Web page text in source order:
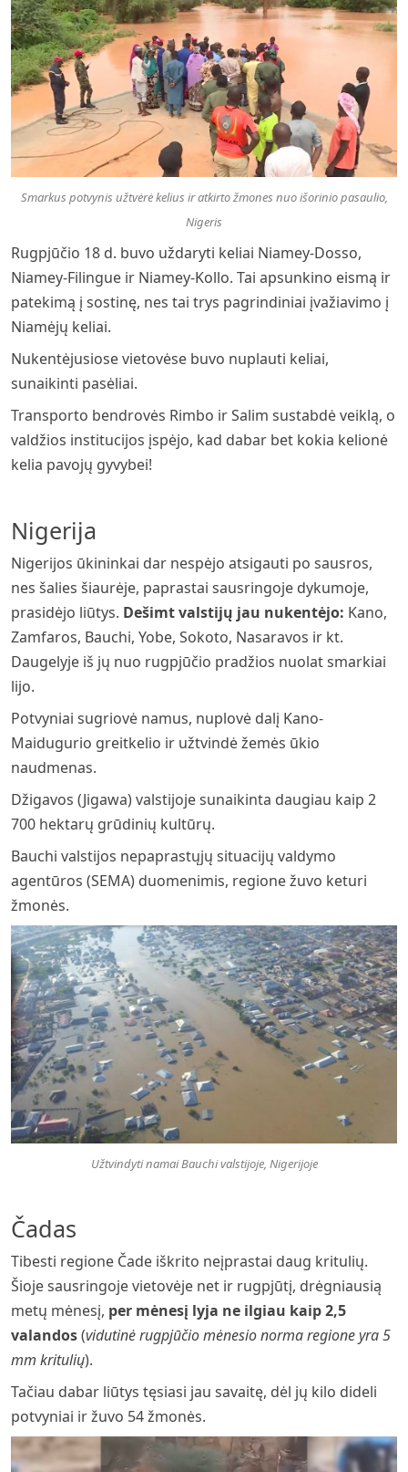
Smarkus potvynis užtvėrė kelius ir atkirto žmones nuo išorinio pasaulio,
Nigeris
Rugpjūčio 18 d. buvo uždaryti keliai Niamey-Dosso,
Niamey-Filingue ir Niamey-Kollo. Tai apsunkino eismą ir
patekimą į sostinę, nes tai trys pagrindiniai įvažiavimo į
Niamėjų keliai.
Nukentėjusiose vietovėse buvo nuplauti keliai,
sunaikinti pasėliai.
Transporto bendrovės Rimbo ir Salim sustabdė veiklą, o
valdžios institucijos įspėjo, kad dabar bet kokia kelionė
kelia pavojų gyvybei!
Nigerija
Nigerijos ūkininkai dar nespėjo atsigauti po sausros,
nes šalies šiaurėje, paprastai sausringoje dykumoje,
prasidėjo liūtys. Dešimt valstijų jau nukentėjo: Kano,
Zamfaros, Bauchi, Yobe, Sokoto, Nasaravos ir kt.
Daugelyje iš jų nuo rugpjūčio pradžios nuolat smarkiai
lijo.
Potvyniai sugriovė namus, nuplovė dalį Kano-
Maidugurio greitkelio ir užtvindė žemės ūkio
naudmenas.
Džigavos (Jigawa) valstijoje sunaikinta daugiau kaip 2
700 hektarų grūdinių kultūrų.
Bauchi valstijos nepaprastųjų situacijų valdymo
agentūros (SEMA) duomenimis, regione žuvo keturi
žmonės.
Užtvindyti namai Bauchi valstijoje, Nigerijoje
Čadas
Tibesti regione Čade iškrito neįprastai daug kritulių.
Šioje sausringoje vietovėje net ir rugpjūtį, drėgniausią
metų mėnesį, per mėnesį lyja ne ilgiau kaip 2,5
valandos(vidutinė rugpjūčio mėnesio norma regione yra 5
mm kritulių).
Tačiau dabar liūtys tęsiasi jau savaitę, dėl jų kilo dideli
potvyniai ir žuvo 54 žmonės.